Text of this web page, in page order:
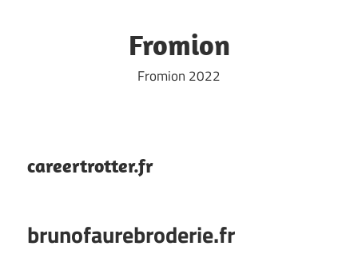
Fromion
Fromion 2022
careertrotter.fr
brunofaurebroderie.fr